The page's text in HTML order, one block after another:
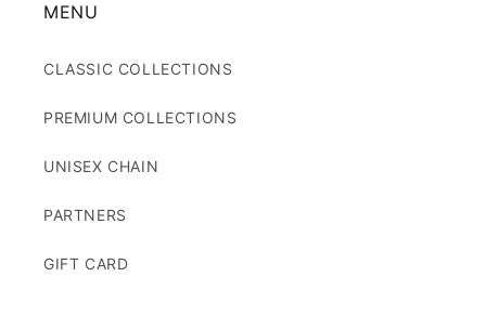
MENU
CLASSIC COLLECTIONS
PREMIUM COLLECTIONS
UNISEX CHAIN
PARTNERS
GIFT CARD